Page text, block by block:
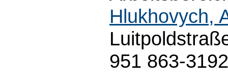
Hlukhovych,
951 863-3192